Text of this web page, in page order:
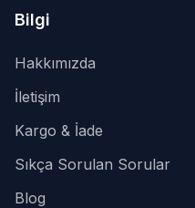
Bilgi
Hakkımızda
İletişim
Kargo & İade
Sıkça Sorulan Sorular
Blog